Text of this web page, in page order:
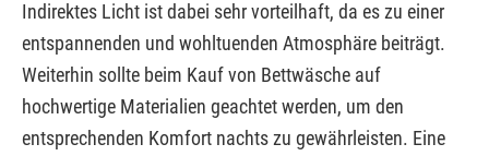
Indirektes Licht ist dabei sehr vorteilhaft, da es zu einer
entspannenden und wohltuenden Atmosphäre beiträgt.
Weiterhin sollte beim Kauf von Bettwäsche auf
hochwertige Materialien geachtet werden, um den
entsprechenden Komfort nachts zu gewährleisten. Eine